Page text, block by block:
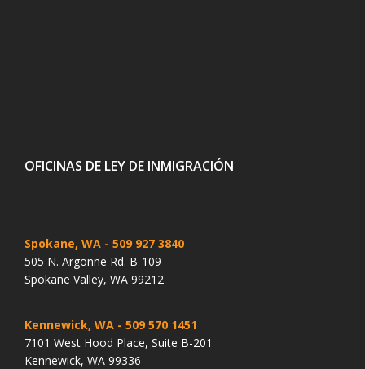
OFICINAS DE LEY DE INMIGRACIÓN
Spokane, WA - 509 927 3840
505 N. Argonne Rd. B-109
Spokane Valley, WA 99212
Kennewick, WA - 509 570 1451
7101 West Hood Place, Suite B-201
Kennewick, WA 99336